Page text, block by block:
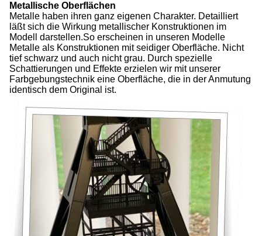
Metallische Oberflächen
Metalle haben ihren ganz eigenen Charakter. Detailliert
läßt sich die Wirkung metallischer Konstruktionen im
Modell darstellen.So erscheinen in unseren Modelle
Metalle als Konstruktionen mit seidiger Oberfläche. Nicht
tief schwarz und auch nicht grau. Durch spezielle
Schattierungen und Effekte erzielen wir mit unserer
Farbgebungstechnik eine Oberfläche, die in der Anmutung
identisch dem Original ist.